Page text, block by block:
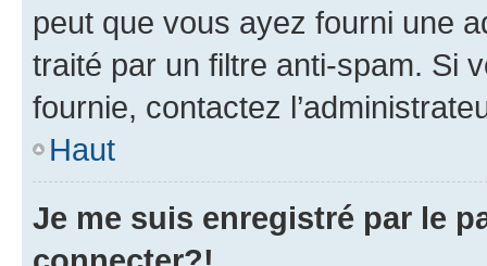
peut que vous ayez fourni une
traité par un filtre anti-spam. Si
fournie, contactez
Haut
Je me suis enregistré par le